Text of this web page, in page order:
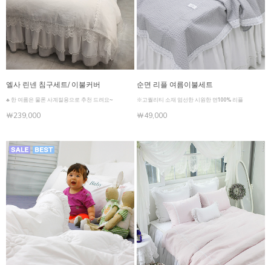
엘사 린넨 침구세트/ 이불커버
♣ 한 여름은 물론 사계절용으로 추천 드려요~
￦239,000
순면 리플 여름이불세트
※고퀄리티 소재 엄선한 시원한 면100% 리플
￦49,000